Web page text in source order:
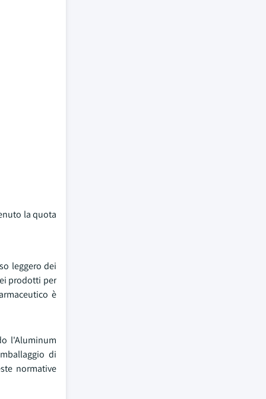
la quota
leggero dei
prodotti per
è
l'Aluminum
di
normative